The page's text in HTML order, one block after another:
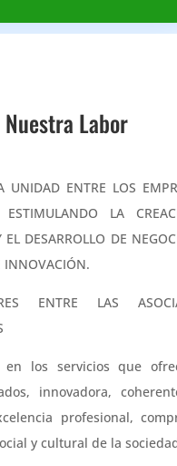
Nuestra Labor
UNIDAD ENTRE LOS
ESTIMULANDO LA
EL DESARROLLO DE
INNOVACIÓN.
ENTRE LAS
los servicios que
innovadora,
profesional,
y cultural de la